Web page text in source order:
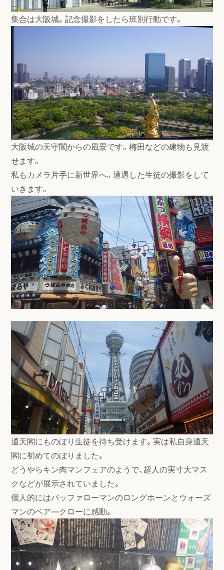
集合は大阪城。記念撮影をしたら班別行動です。
大阪城の天守閣からの風景です。梅田などの建物も見渡
せます。
私もカメラ片手に新世界へ。遭遇した生徒の撮影をして
いきます。
通天閣にものぼり生徒を待ち受けます。実は私自身通天
閣に初めてのぼりました。
どうやらキン肉マンフェアのようで、超人の実寸大マス
クなどが展示されていました。
個人的にはバッファローマンのロングホーンとウォーズ
マンのベア―クローに感動。